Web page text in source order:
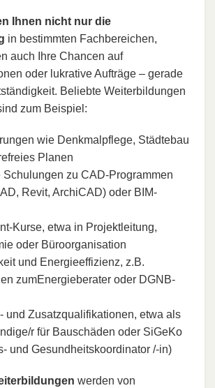
Ihnen nicht nur die
in bestimmten Fachbereichen,
auch Ihre Chancen auf
oder lukrative Aufträge – gerade
Beliebte Weiterbildungen
zum Beispiel:
wie Denkmalpflege, Städtebau
Planen
Schulungen zu CAD-Programmen
Revit, ArchiCAD) oder BIM-
Kurse, etwa in Projektleitung,
oder Büroorganisation
und Energieeffizienz, z.B.
zumEnergieberater oder DGNB-
und Zusatzqualifikationen, etwa als
r für Bauschäden oder SiGeKo
und Gesundheitskoordinator /-in)
werden von